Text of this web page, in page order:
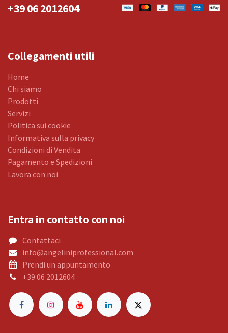
+39 06 2012604
Collegamenti utili
Home
Chi siamo
Prodotti
Servizi
Politica sui cookie
Informativa sulla privacy
Condizioni di Vendita
Pagamento e Spedizioni
Lavora con noi
Entra in contatto con noi
Contattaci
info@angeliniprofessional.com
Prendi un appuntamento
+39 06 2012604